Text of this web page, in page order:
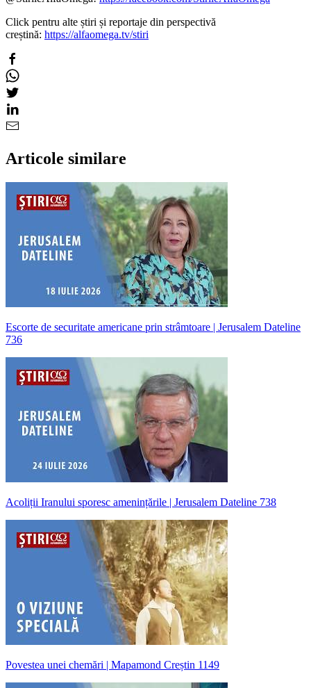
Click pentru alte știri și reportaje din perspectivă
creștină: https://alfaomega.tv/stiri
Articole similare
Escorte de securitate americane prin strâmtoare | Jerusalem Dateline
736
Acoliții Iranului sporesc amenințările | Jerusalem Dateline 738
Povestea unei chemări | Mapamond Creștin 1149